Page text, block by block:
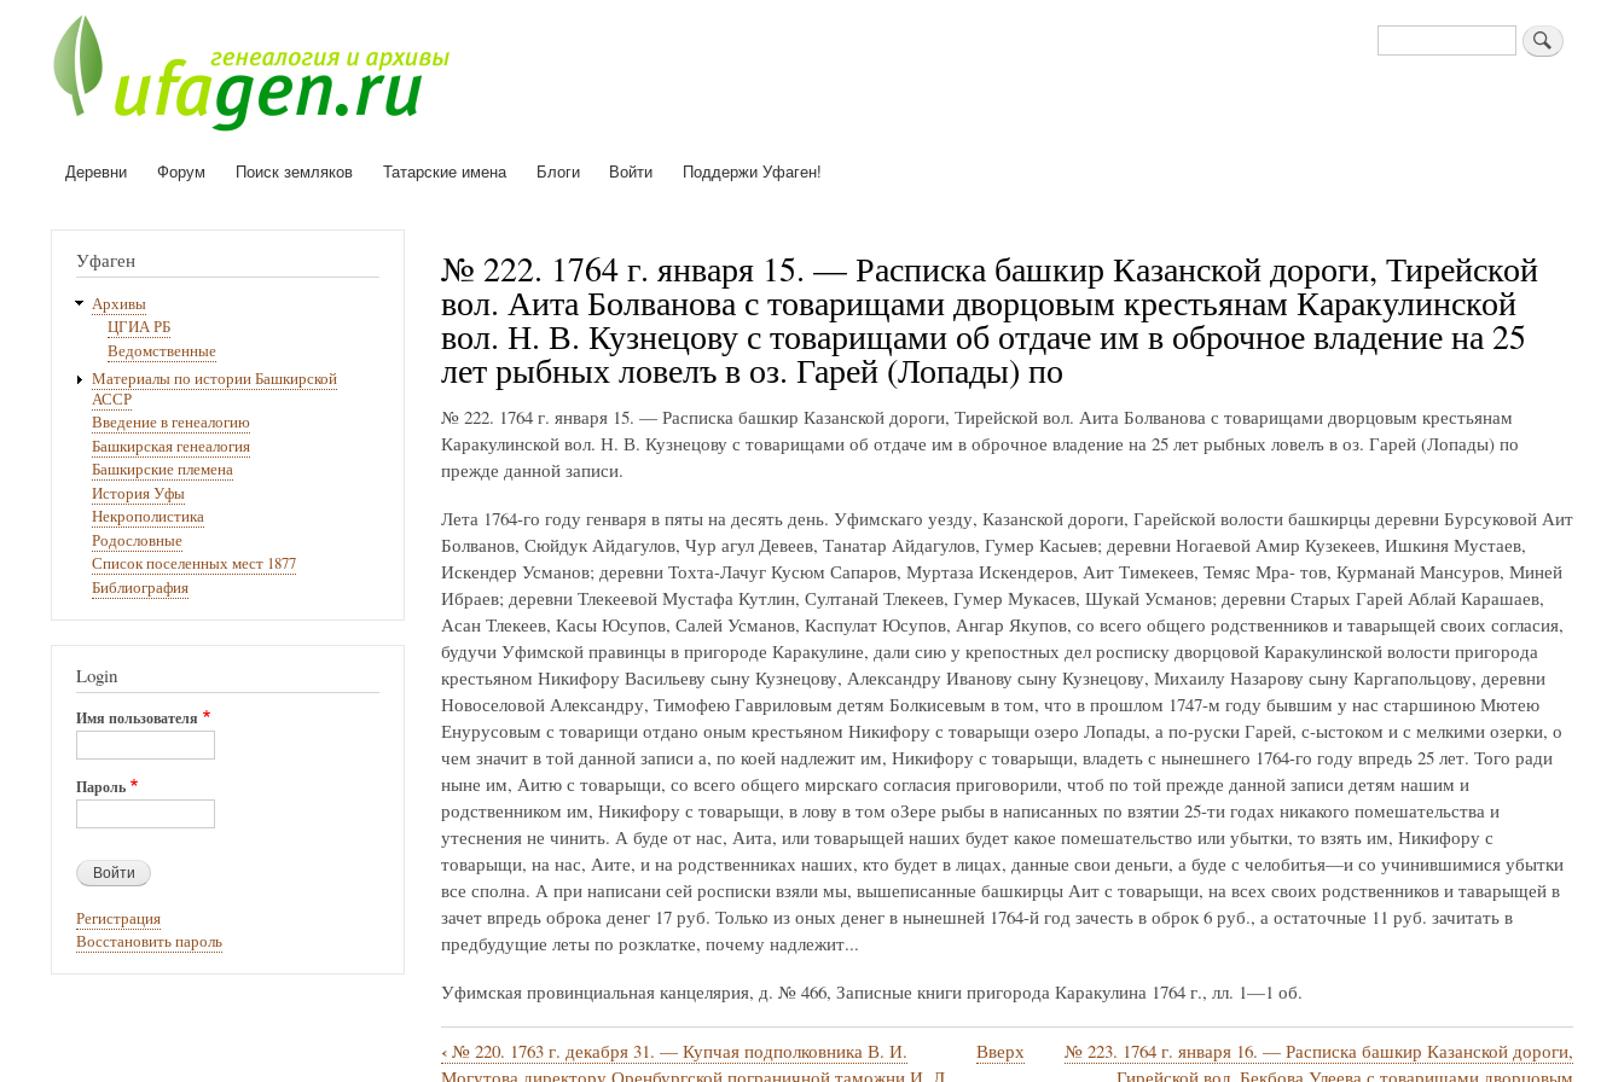
Поиск
Основная
Деревни Форум Поиск земляков Татарские имена Блоги Войти Поддержи Уфаген!
№ 222. 1764 г. января 15. — Расписка башкир Казанской дороги, Тирейской
вол. Аита Болванова с товарищами дворцовым крестьянам Каракулинской
вол. Н. В. Кузнецову с товарищами об отдаче им в оброчное владение на 25
лет рыбных ловелъ в оз. Гарей (Лопады) по
№ 222. 1764 г. января 15. — Расписка башкир Казанской дороги, Тирейской вол. Аита Болванова с товарищами дворцовым крестьянам
Каракулинской вол. Н. В. Кузнецову с товарищами об отдаче им в оброчное владение на 25 лет рыбных ловелъ в оз. Гарей (Лопады) по
прежде данной записи.
Лета 1764-го году генваря в пяты на десять день. Уфимскаго уезду, Казанской дороги, Гарейской волости башкирцы деревни Бурсуковой Аит
Болванов, Сюйдук Айдагулов, Чур агул Девеев, Танатар Айдагулов, Гумер Касыев; деревни Ногаевой Амир Кузекеев, Ишкиня Мустаев,
Искендер Усманов; деревни Тохта-Лачуг Кусюм Сапаров, Муртаза Искендеров, Аит Тимекеев, Темяс Мра- тов, Курманай Мансуров, Миней
Ибраев; деревни Тлекеевой Мустафа Кутлин, Султанай Тлекеев, Гумер Мукасев, Шукай Усманов; деревни Старых Гарей Аблай Карашаев,
Асан Тлекеев, Касы Юсупов, Салей Усманов, Каспулат Юсупов, Ангар Якупов, со всего общего родственников и таварыщей своих согласия,
будучи Уфимской правинцы в пригороде Каракулине, дали сию у крепостных дел росписку дворцовой Каракулинской волости пригорода
крестьяном Никифору Васильеву сыну Кузнецову, Александру Иванову сыну Кузнецову, Михаилу Назарову сыну Каргапольцову, деревни
Новоселовой Александру, Тимофею Гавриловым детям Болкисевым в том, что в прошлом 1747-м году бывшим у нас старшиною Мютею
Енурусовым с товарищи отдано оным крестьяном Никифору с товарыщи озеро Лопады, а по-руски Гарей, с-ыстоком и с мелкими озерки, о
чем значит в той данной записи а, по коей надлежит им, Никифору с товарыщи, владеть с нынешнего 1764-го году впредь 25 лет. Того ради
ныне им, Аитю с товарыщи, со всего общего мирскаго согласия приговорили, чтоб по той прежде данной записи детям нашим и
родственником им, Никифору с товарыщи, в лову в том оЗере рыбы в написанных по взятии 25-ти годах никакого помешательства и
утеснения не чинить. А буде от нас, Аита, или товарыщей наших будет какое помешательство или убытки, то взять им, Никифору с
товарыщи, на нас, Аите, и на родственниках наших, кто будет в лицах, данные свои деньги, а буде с челобитья—и со учинившимися убытки
все сполна. А при написани сей росписки взяли мы, вышеписанные башкирцы Аит с товарыщи, на всех своих родственников и таварыщей в
зачет впредь оброка денег 17 руб. Только из оных денег в нынешней 1764-й год зачесть в оброк 6 руб., а остаточные 11 руб. зачитать в
предбудущие леты по розклатке, почему надлежит...
Уфимская провинциальная канцелярия, д. № 466, Записные книги пригорода Каракулина 1764 г., лл. 1—1 об.
Перекрёстные
‹№ 220. 1763 г. декабря 31. — Купчая подполковника В. И.
Могутова директору Оренбургской пограничной таможни И. Л.
Вверх
№ 223. 1764 г. января 16. — Расписка башкир Казанской дороги,
Гирейской вол. Бекбова Улеева с товарищами дворцовым
Уфаген
Архивы
ЦГИА РБ
Ведомственные
Материалы по истории Башкирской
АССР
Введение в генеалогию
Башкирская генеалогия
Башкирские племена
История Уфы
Некрополистика
Родословные
Список поселенных мест 1877
Библиография
Login
Имя пользователя
Пароль
Регистрация
Восстановить пароль